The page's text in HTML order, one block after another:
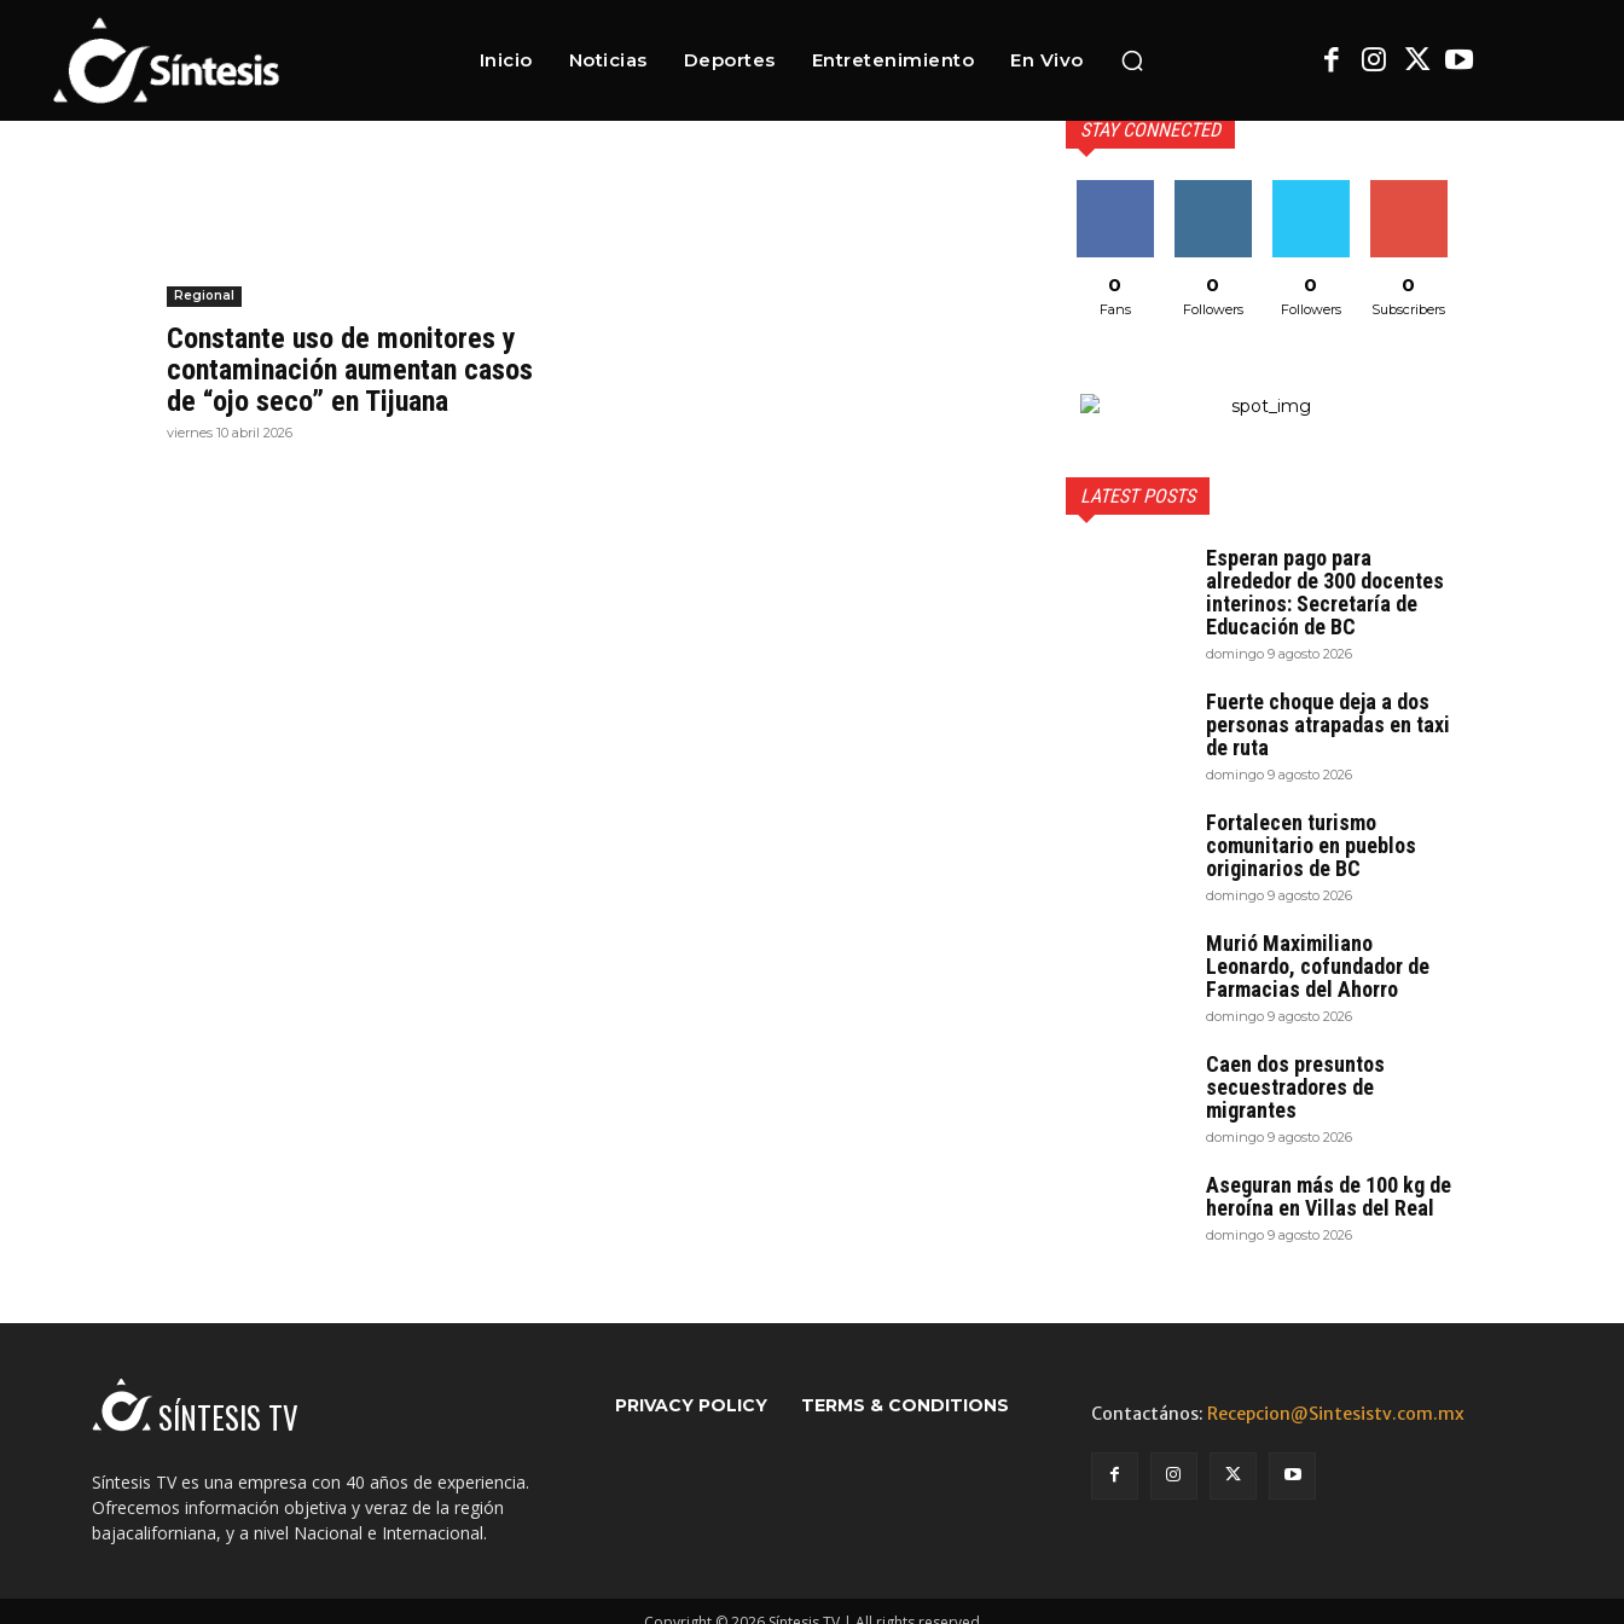
Inicio Noticias Deportes Entretenimiento En Vivo
Tag:Ojo Seco
Regional
Constante uso de monitores y
contaminación aumentan casos
de “ojo seco” en Tijuana
viernes 10 abril 2026
STAY CONNECTED
0
Fans
0
Followers
0
Followers
0
Subscribers
LATEST POSTS
Esperan pago para
alrededor de 300 docentes
interinos: Secretaría de
Educación de BC
domingo 9 agosto 2026
Fuerte choque deja a dos
personas atrapadas en taxi
de ruta
domingo 9 agosto 2026
Fortalecen turismo
comunitario en pueblos
originarios de BC
domingo 9 agosto 2026
Murió Maximiliano
Leonardo, cofundador de
Farmacias del Ahorro
domingo 9 agosto 2026
Caen dos presuntos
secuestradores de
migrantes
domingo 9 agosto 2026
Aseguran más de 100 kg de
heroína en Villas del Real
domingo 9 agosto 2026
SÍNTESIS TV
Síntesis TV es una empresa con 40 años de experiencia.
Ofrecemos información objetiva y veraz de la región
bajacaliforniana, y a nivel Nacional e Internacional.
PRIVACY POLICY TERMS & CONDITIONS Contactános: Recepcion@Sintesistv.com.mx